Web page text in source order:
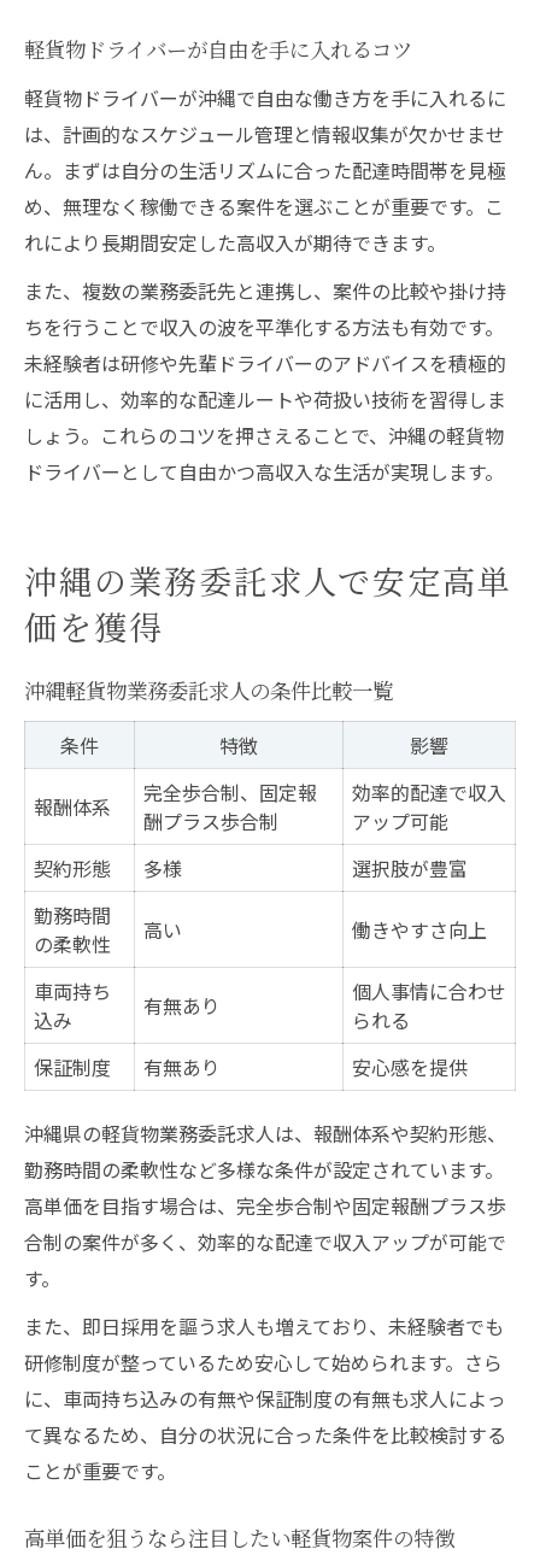
軽貨物ドライバーが自由を手に入れるコツ
軽貨物ドライバーが沖縄で自由な働き方を手に入れるに
は、計画的なスケジュール管理と情報収集が欠かせませ
ん。まずは自分の生活リズムに合った配達時間帯を見極
め、無理なく稼働できる案件を選ぶことが重要です。こ
れにより長期間安定した高収入が期待できます。
また、複数の業務委託先と連携し、案件の比較や掛け持
ちを行うことで収入の波を平準化する方法も有効です。
未経験者は研修や先輩ドライバーのアドバイスを積極的
に活用し、効率的な配達ルートや荷扱い技術を習得しま
しょう。これらのコツを押さえることで、沖縄の軽貨物
ドライバーとして自由かつ高収入な生活が実現します。
沖縄の業務委託求人で安定高単
価を獲得
沖縄軽貨物業務委託求人の条件比較一覧
条件 特徴 影響
報酬体系
完全歩合制、固定報
酬プラス歩合制
効率的配達で収入
アップ可能
契約形態
多様
選択肢が豊富
勤務時間
の柔軟性
高い 働きやすさ向上
車両持ち
込み
有無あり
個人事情に合わせ
られる
保証制度
有無あり 安心感を提供
沖縄県の軽貨物業務委託求人は、報酬体系や契約形態、
勤務時間の柔軟性など多様な条件が設定されています。
高単価を目指す場合は、完全歩合制や固定報酬プラス歩
合制の案件が多く、効率的な配達で収入アップが可能で
す。
また、即日採用を謳う求人も増えており、未経験者でも
研修制度が整っているため安心して始められます。さら
に、車両持ち込みの有無や保証制度の有無も求人によっ
て異なるため、自分の状況に合った条件を比較検討する
ことが重要です。
高単価を狙うなら注目したい軽貨物案件の特徴